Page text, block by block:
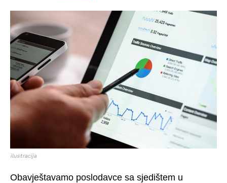
ilustracija
Obavještavamo poslodavce sa sjedištem u